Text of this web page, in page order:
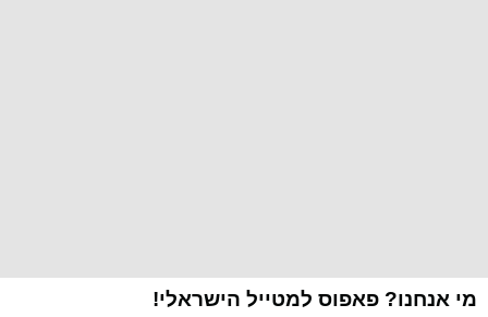
מי אנחנו? פאפוס למטייל הישראלי!